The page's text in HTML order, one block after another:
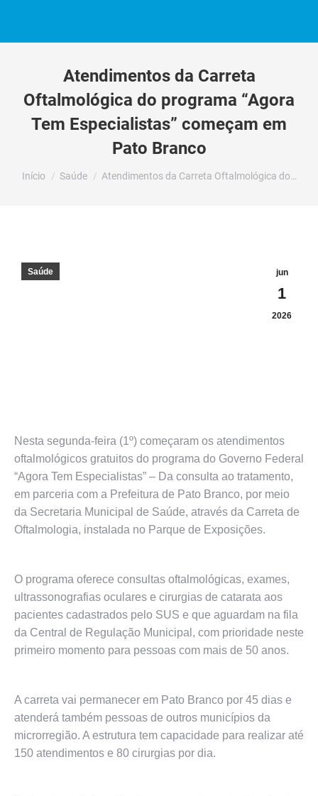
Atendimentos da Carreta
Oftalmológica do programa “Agora
Tem Especialistas” começam em
Pato Branco
Você está aqui:
Início Saúde Atendimentos da Carreta Oftalmológica do…
jun
1
2026
Saúde
Nesta segunda-feira (1º) começaram os atendimentos
oftalmológicos gratuitos do programa do Governo Federal
“Agora Tem Especialistas” – Da consulta ao tratamento,
em parceria com a Prefeitura de Pato Branco, por meio
da Secretaria Municipal de Saúde, através da Carreta de
Oftalmologia, instalada no Parque de Exposições.
O programa oferece consultas oftalmológicas, exames,
ultrassonografias oculares e cirurgias de catarata aos
pacientes cadastrados pelo SUS e que aguardam na fila
da Central de Regulação Municipal, com prioridade neste
primeiro momento para pessoas com mais de 50 anos.
A carreta vai permanecer em Pato Branco por 45 dias e
atenderá também pessoas de outros municípios da
microrregião. A estrutura tem capacidade para realizar até
150 atendimentos e 80 cirurgias por dia.